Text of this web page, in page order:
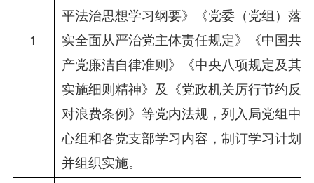
1
平法治思想学习纲要》《党委（党组）落
实全面从严治党主体责任规定》《中国共
产党廉洁自律准则》《中央八项规定及其
实施细则精神》及《党政机关厉行节约反
对浪费条例》等党内法规，列入局党组中
心组和各党支部学习内容，制订学习计划
并组织实施。